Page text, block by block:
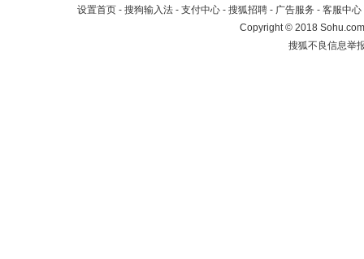
设置首页 - 搜狗输入法 - 支付中心 - 搜狐招聘 - 广告服务 - 客服中心
Copyright©2018
搜狐不良信息举